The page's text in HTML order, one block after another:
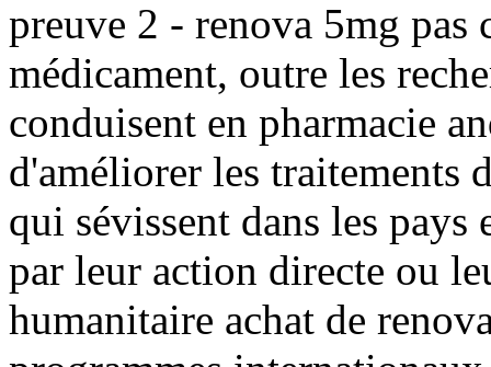
preuve 2 - renova 5mg pas
médicament, outre les
conduisent en pharmacie
d'améliorer les traitements
qui sévissent dans les
par leur action directe ou
humanitaire achat de